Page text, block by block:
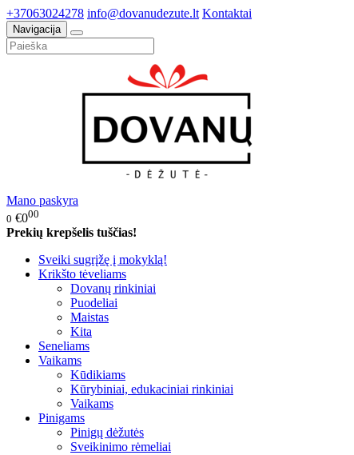
+37063024278 info@dovanudezute.lt Kontaktai
Navigacija
Mano paskyra
0 €000
Prekių krepšelis tuščias!
Sveiki sugrįžę į mokyklą!
Krikšto tėveliams
Dovanų rinkiniai
Puodeliai
Maistas
Kita
Seneliams
Vaikams
Kūdikiams
Kūrybiniai, edukaciniai rinkiniai
Vaikams
Pinigams
Pinigų dėžutės
Sveikinimo rėmeliai